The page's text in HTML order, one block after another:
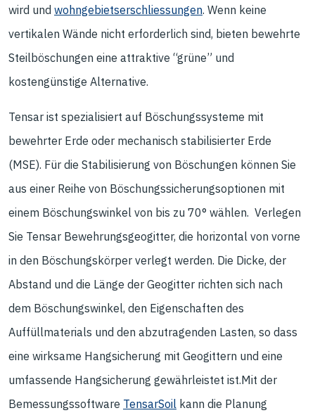
wird und wohngebietserschliessungen. Wenn keine
vertikalen Wände nicht erforderlich sind, bieten bewehrte
Steilböschungen eine attraktive “grüne” und
kostengünstige Alternative.
Tensar ist spezialisiert auf Böschungssysteme mit
bewehrter Erde oder mechanisch stabilisierter Erde
(MSE). Für die Stabilisierung von Böschungen können Sie
aus einer Reihe von Böschungssicherungsoptionen mit
einem Böschungswinkel von bis zu 70° wählen. Verlegen
Sie Tensar Bewehrungsgeogitter, die horizontal von vorne
in den Böschungskörper verlegt werden. Die Dicke, der
Abstand und die Länge der Geogitter richten sich nach
dem Böschungswinkel, den Eigenschaften des
Auffüllmaterials und den abzutragenden Lasten, so dass
eine wirksame Hangsicherung mit Geogittern und eine
umfassende Hangsicherung gewährleistet ist.Mit der
Bemessungssoftware TensarSoil kann die Planung